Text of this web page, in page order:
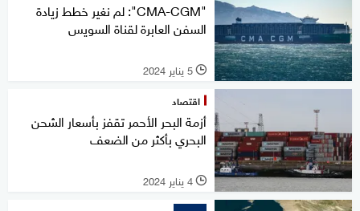
"CMA-CGM": لم نغير خطط زيادة
السفن العابرة لقناة السويس
l 5 يناير 2024
اقتصاد
أزمة البحر الأحمر تقفز بأسعار الشحن
البحري بأكثر من الضعف
l 4 يناير 2024